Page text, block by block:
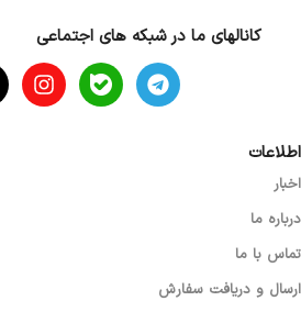
کانالهای ما در شبکه های اجتماعی
اطلاعات
اخبار
درباره ما
تماس با ما
ارسال و دریافت سفارش